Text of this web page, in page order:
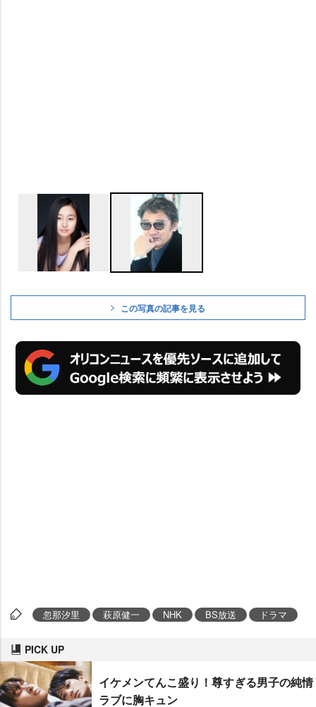
この写真の記事を見る
忽那汐里 萩原健一 NHK BS放送 ドラマ
PICK UP
イケメンてんこ盛り！尊すぎる男子の純情
ラブに胸キュン